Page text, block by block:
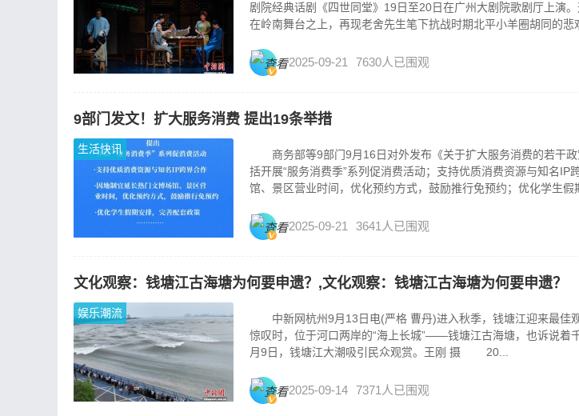
剧院经典话剧《四世同堂》19日至20日在广州大剧院歌剧厅上演。
在岭南舞台之上，再现老舍先生笔下抗战时期北平小羊圈胡同的悲
2025-09-21 7630人已围观
9部门发文！扩大服务消费 提出19条举措
生活快讯
商务部等9部门9月16日对外发布《关于扩大服务消费的若干政
括开展“服务消费季”系列促消费活动；支持优质消费资源与知名IP
馆、景区营业时间，优化预约方式，鼓励推行免预约；优化学生假
2025-09-21 3641人已围观
文化观察：钱塘江古海塘为何要申遗？,文化观察：钱塘江古海塘为何要申遗？
娱乐潮流
中新网杭州9月13日电(严格 曹丹)进入秋季，钱塘江迎来最
惊叹时，位于河口两岸的“海上长城”——钱塘江古海塘，也诉说着
月9日，钱塘江大潮吸引民众观赏。王刚 摄 20...
2025-09-14 7371人已围观